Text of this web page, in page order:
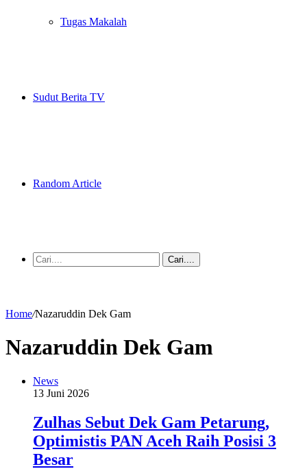
Tugas Makalah
Sudut Berita TV
Random Article
Cari....
Home/Nazaruddin Dek Gam
Nazaruddin Dek Gam
News
13 Juni 2026
Zulhas Sebut Dek Gam Petarung,
Optimistis PAN Aceh Raih Posisi 3
Besar